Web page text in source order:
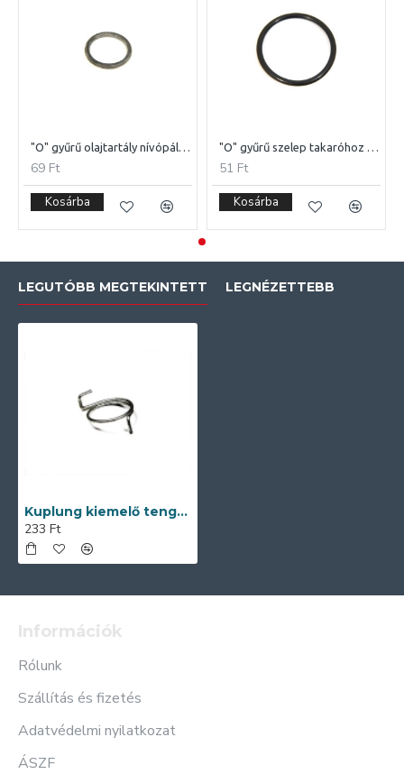
"O" gyűrű olajtartály nívópálcához MZ ETZ-251
69 Ft
Kosárba
"O" gyűrű szelep takaróhoz CPI 4T-125
51 Ft
Kosárba
LEGUTÓBB MEGTEKINTETT LEGNÉZETTEBB
Kuplung kiemelő tengely rugó SIMSON S50
233 Ft
Információk
Rólunk
Szállítás és fizetés
Adatvédelmi nyilatkozat
ÁSZF